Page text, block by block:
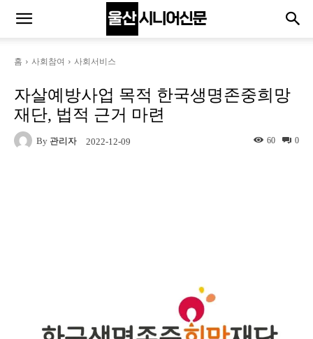
홈 사회참여 사회서비스
자살예방사업 목적 한국생명존중희망
재단, 법적 근거 마련
By 관리자 2022-12-09 0
60